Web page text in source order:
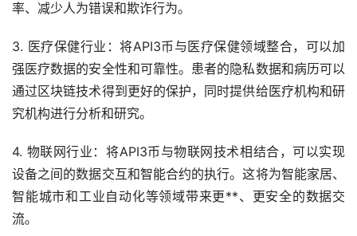
率、减少人为错误和欺诈行为。
3. 医疗保健行业：将API3币与医疗保健领域整合，可以加
强医疗数据的安全性和可靠性。患者的隐私数据和病历可以
通过区块链技术得到更好的保护，同时提供给医疗机构和研
究机构进行分析和研究。
4. 物联网行业：将API3币与物联网技术相结合，可以实现
设备之间的数据交互和智能合约的执行。这将为智能家居、
智能城市和工业自动化等领域带来更**、更安全的数据交
流。